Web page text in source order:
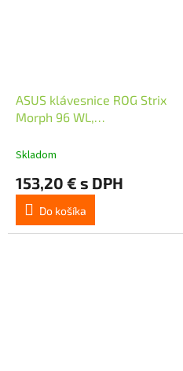
ASUS klávesnice ROG Strix
Morph 96 WL,
US, černá
Skladom
153,20 € s DPH
Do košíka